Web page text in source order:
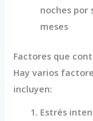
noches por
meses
Factores que
Hay varios
incluyen:
Estrés